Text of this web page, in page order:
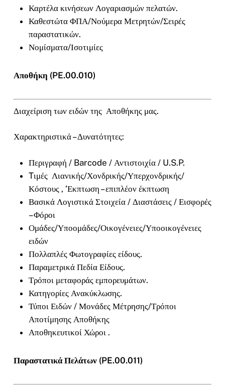
Καρτέλα κινήσεων Λογαριασμών πελατών.
Καθεστώτα ΦΠΑ/Νούμερα Μετρητών/Σειρές
παραστατικών.
Νομίσματα/Ισοτιμίες
Αποθήκη (PE.00.010)
Διαχείριση των ειδών της Αποθήκης μας.
Χαρακτηριστικά – Δυνατότητες:
Περιγραφή / Barcode / Αντιστοιχία / U.S.P.
Tιμές Λιανικής/Χονδρικής/Υπερχονδρικής/
Κόστους , ‘Εκπτωση – επιπλέον έκπτωση
Βασικά Λογιστικά Στοιχεία / Διαστάσεις / Εισφορές
– Φόροι
Ομάδες/Υποομάδες/Οικογένειες/Υποοικογένειες
ειδών
Πολλαπλές Φωτογραφίες είδους.
Παραμετρικά Πεδία Είδους.
Τρόποι μεταφοράς εμπορευμάτων.
Κατηγορίες Ανακύκλωσης.
Τύποι Ειδών / Μονάδες Μέτρησης/Τρόποι
Αποτίμησης Αποθήκης
Αποθηκευτικοί Χώροι .
Παραστατικά Πελάτων (PE.00.011)